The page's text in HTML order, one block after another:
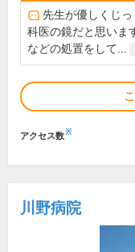
先生が優しくじ
科医の鏡だと思いま
などの処置をして...
アクセス数※
川野病院